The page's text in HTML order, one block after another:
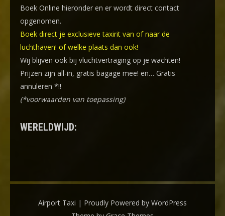
Boek Online hieronder en er wordt direct contact
opgenomen.
Boek direct je exclusieve taxirit van of naar de
luchthaven! of welke plaats dan ook!
Wij blijven ook bij vluchtvertraging op je wachten!
Prijzen zijn all-in, gratis bagage mee! en… Gratis
annuleren *!!
(*voorwaarden van toepassing)
WERELDWIJD:
Airport Taxi | Proudly Powered by WordPress